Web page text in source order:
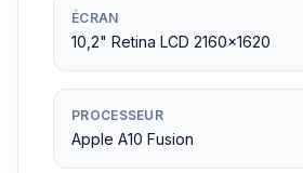
ÉCRAN
10,2" Retina LCD 2160×1620
PROCESSEUR
Apple A10 Fusion